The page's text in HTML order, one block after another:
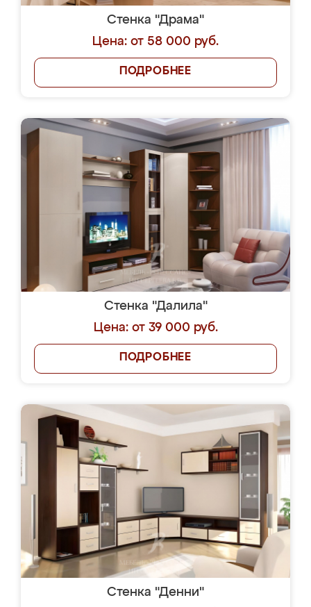
Стенка "Драма"
Цена: от 58 000 руб.
ПОДРОБНЕЕ
Стенка "Далила"
Цена: от 39 000 руб.
ПОДРОБНЕЕ
Стенка "Денни"